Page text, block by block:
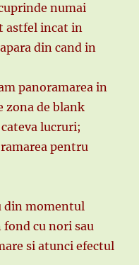
numai
astfel incat in
din cand in
panoramarea in
zona de blank
lucruri;
pentru
din momentul
cu nori sau
si atunci efectul